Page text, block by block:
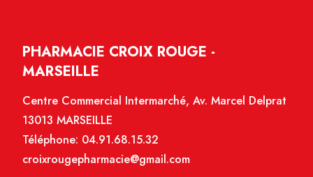
PHARMACIE CROIX ROUGE -
MARSEILLE
Centre Commercial Intermarché, Av. Marcel Delprat
13013 MARSEILLE
Téléphone: 04.91.68.15.32
croixrougepharmacie@gmail.com